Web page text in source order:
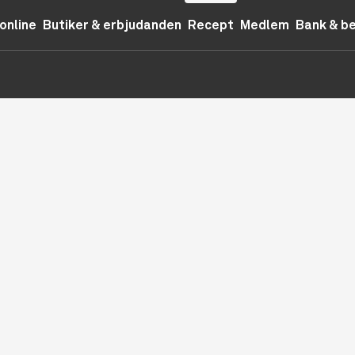
Butiker & erbjudanden Recept Medlem Bank &